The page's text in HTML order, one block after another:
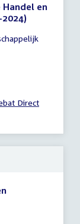
en
Direct